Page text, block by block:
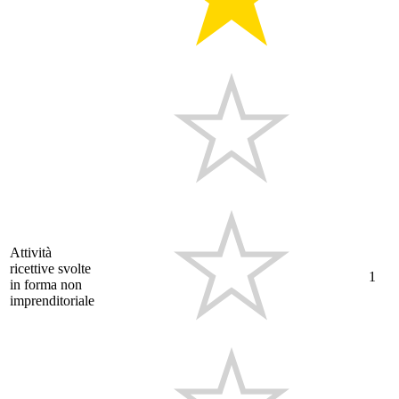
Attività
ricettive svolte
in forma non
imprenditoriale
1